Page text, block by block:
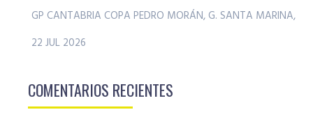
GP CANTABRIA COPA PEDRO MORÁN, G. SANTA MARINA,
22 JUL 2026
COMENTARIOS RECIENTES